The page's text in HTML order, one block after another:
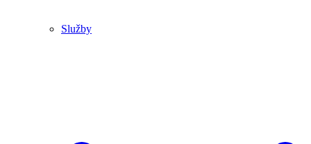
Služby